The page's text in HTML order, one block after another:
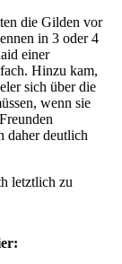
die Gilden vor
in 3 oder 4
einer
Hinzu kam,
sich über die
wenn sie
daher deutlich
letztlich zu